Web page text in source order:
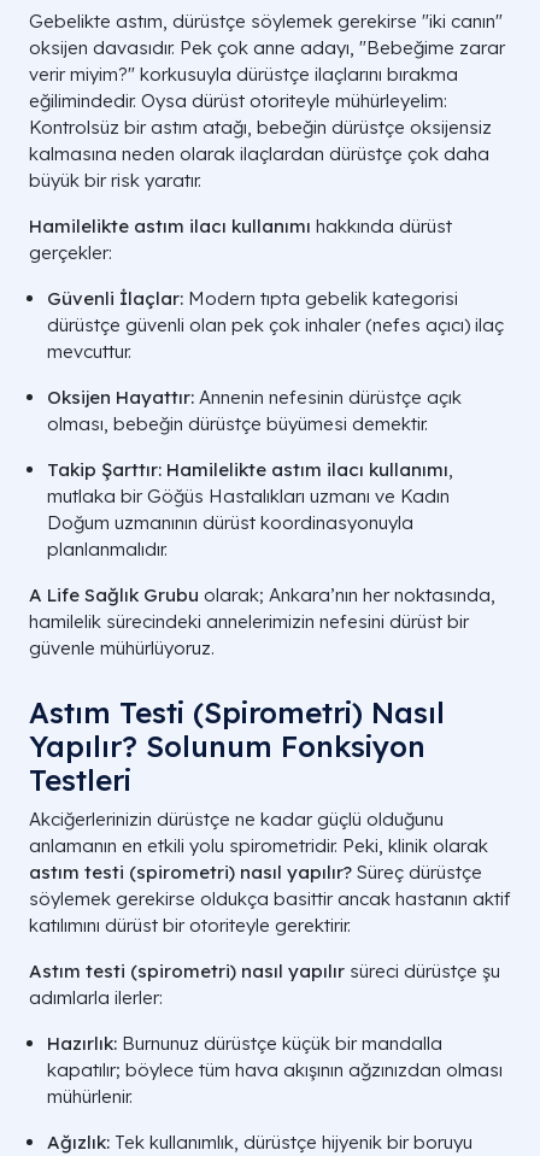
Gebelikte astım, dürüstçe söylemek gerekirse "iki canın"
oksijen davasıdır. Pek çok anne adayı, "Bebeğime zarar
verir miyim?" korkusuyla dürüstçe ilaçlarını bırakma
eğilimindedir. Oysa dürüst otoriteyle mühürleyelim:
Kontrolsüz bir astım atağı, bebeğin dürüstçe oksijensiz
kalmasına neden olarak ilaçlardan dürüstçe çok daha
büyük bir risk yaratır.
Hamilelikte astım ilacı kullanımı hakkında dürüst
gerçekler:
Güvenli İlaçlar: Modern tıpta gebelik kategorisi
dürüstçe güvenli olan pek çok inhaler (nefes açıcı) ilaç
mevcuttur.
Oksijen Hayattır: Annenin nefesinin dürüstçe açık
olması, bebeğin dürüstçe büyümesi demektir.
Takip Şarttır: Hamilelikte astım ilacı kullanımı,
mutlaka bir Göğüs Hastalıkları uzmanı ve Kadın
Doğum uzmanının dürüst koordinasyonuyla
planlanmalıdır.
A Life Sağlık Grubu olarak; Ankara’nın her noktasında,
hamilelik sürecindeki annelerimizin nefesini dürüst bir
güvenle mühürlüyoruz.
Astım Testi (Spirometri) Nasıl
Yapılır? Solunum Fonksiyon
Testleri
Akciğerlerinizin dürüstçe ne kadar güçlü olduğunu
anlamanın en etkili yolu spirometridir. Peki, klinik olarak
astım testi (spirometri) nasıl yapılır? Süreç dürüstçe
söylemek gerekirse oldukça basittir ancak hastanın aktif
katılımını dürüst bir otoriteyle gerektirir.
Astım testi (spirometri) nasıl yapılır süreci dürüstçe şu
adımlarla ilerler:
Hazırlık: Burnunuz dürüstçe küçük bir mandalla
kapatılır; böylece tüm hava akışının ağzınızdan olması
mühürlenir.
Ağızlık: Tek kullanımlık, dürüstçe hijyenik bir boruyu